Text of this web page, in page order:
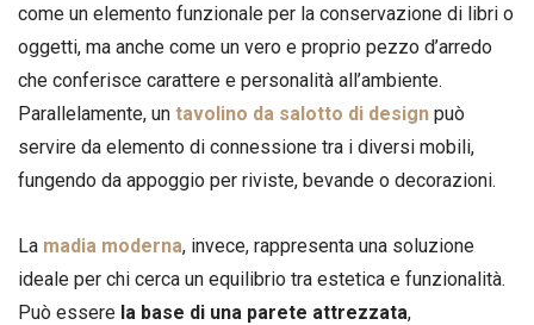
come un elemento funzionale per la conservazione di libri o
oggetti, ma anche come un vero e proprio pezzo d’arredo
che conferisce carattere e personalità all’ambiente.
Parallelamente, un tavolino da salotto di design può
servire da elemento di connessione tra i diversi mobili,
fungendo da appoggio per riviste, bevande o decorazioni.
La madia moderna, invece, rappresenta una soluzione
ideale per chi cerca un equilibrio tra estetica e funzionalità.
Può essere la base di una parete attrezzata,